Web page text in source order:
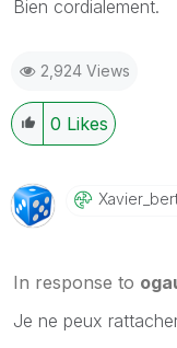
Bien cordialement.
2,924 Views
0 Likes
In response to
Je ne peux